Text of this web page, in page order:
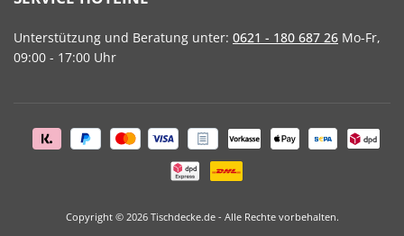
Unterstützung und Beratung unter: 0621 - 180 687 26 Mo-Fr,
09:00 - 17:00 Uhr
Copyright © 2026 Tischdecke.de - Alle Rechte vorbehalten.